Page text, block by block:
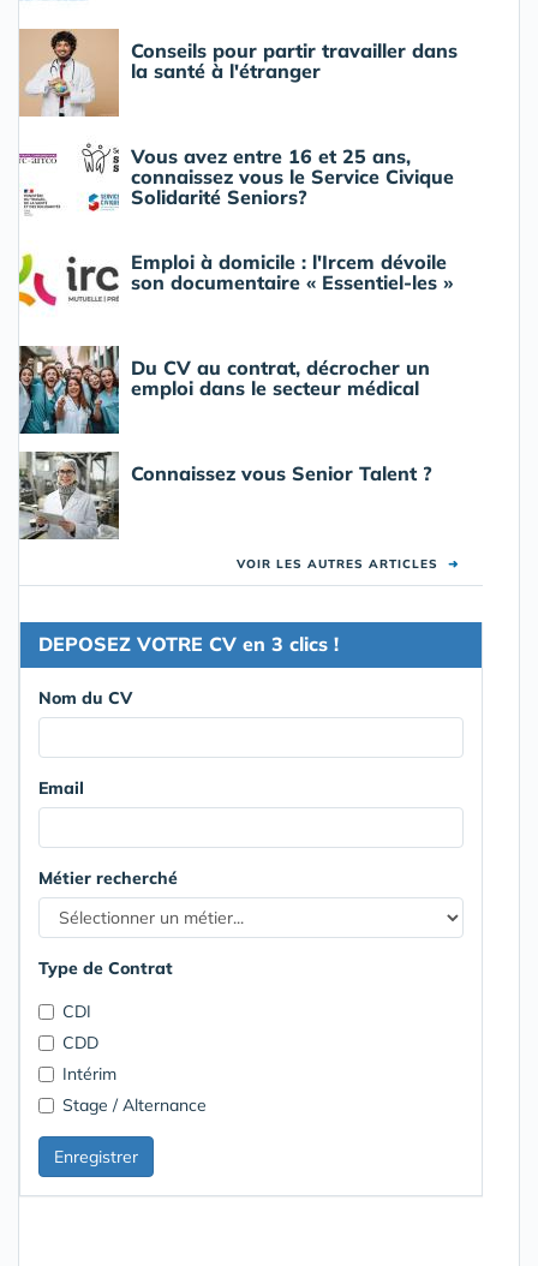
Conseils pour partir travailler dans
la santé à l'étranger
Vous avez entre 16 et 25 ans,
connaissez vous le Service Civique
Solidarité Seniors?
Emploi à domicile : l'Ircem dévoile
son documentaire « Essentiel-les »
Du CV au contrat, décrocher un
emploi dans le secteur médical
Connaissez vous Senior Talent ?
VOIR LES AUTRES ARTICLES ➜
DEPOSEZ VOTRE CV en 3 clics !
Nom du CV
Email
Métier recherché
Type de Contrat
CDI
CDD
Intérim
Stage / Alternance